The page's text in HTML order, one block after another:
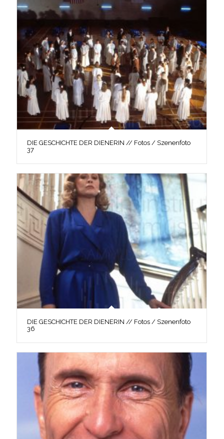
DIE GESCHICHTE DER DIENERIN // Fotos / Szenenfoto
37
DIE GESCHICHTE DER DIENERIN // Fotos / Szenenfoto
36